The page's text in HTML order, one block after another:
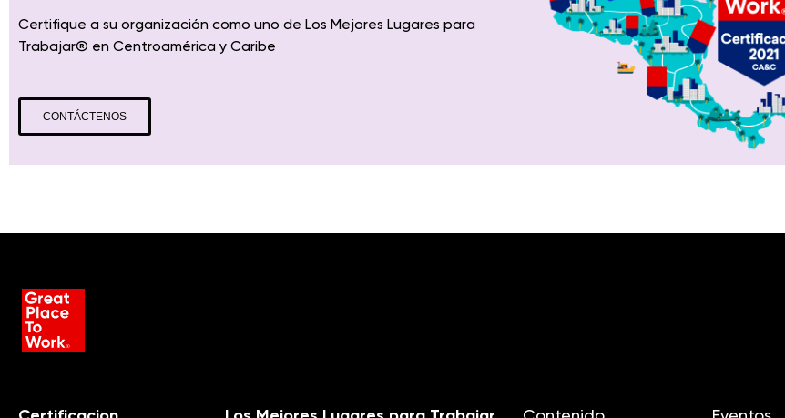
Certifique a su organización como uno de Los Mejores Lugares para
Trabajar® en Centroamérica y Caribe
CONTÁCTENOS